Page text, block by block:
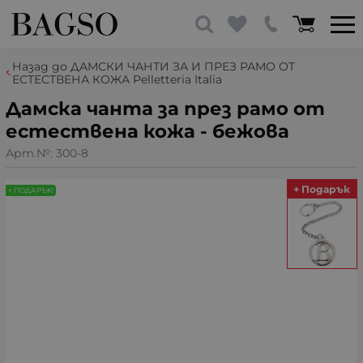
Назад до ДАМСКИ ЧАНТИ ЗА И ПРЕЗ РАМО ОТ
ЕСТЕСТВЕНА КОЖА Pelletteria Italia
Дамска чантa за през рамо от
естествена кожа - бежова
Арт.№: 300-8
+ ПОДАРЪК! + Подарък